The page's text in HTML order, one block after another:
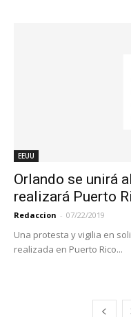
EEUU
Orlando se unirá
realizará Puerto
Redaccion - 07/22/2019
Una protesta y vigilia en
realizada en Puerto Rico...